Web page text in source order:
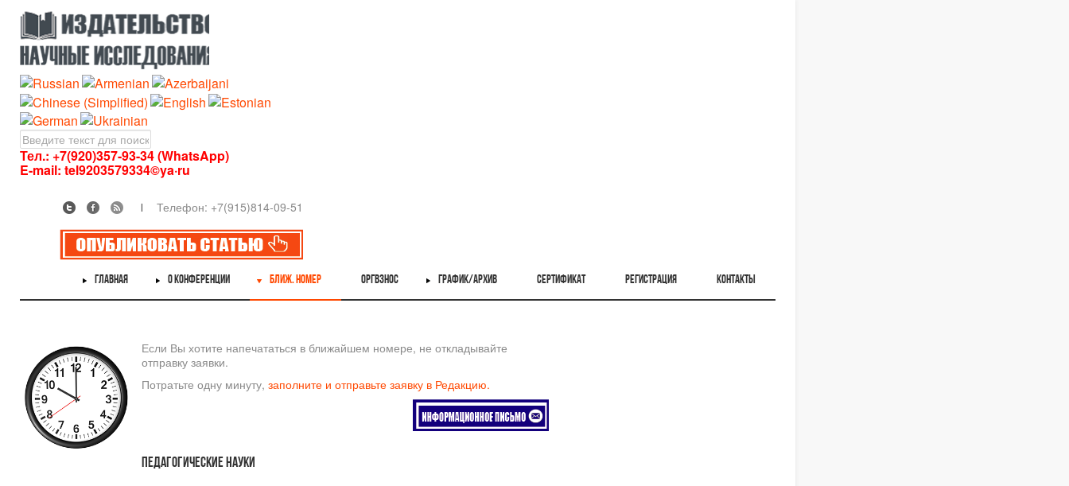
Тел.: +7(920)357-93-34 (WhatsApp)
E-mail: tel9203579334©ya·ru
Телефон: +7(915)814-09-51
ГЛАВНАЯ О КОНФЕРЕНЦИИ БЛИЖ. НОМЕР ОРГВЗНОС ГРАФИК/АРХИВ СЕРТИФИКАТ РЕГИСТРАЦИЯ КОНТАКТЫ
Если Вы хотите напечататься в ближайшем номере, не откладывайте
отправку заявки.
Потратьте одну минуту, заполните и отправьте заявку в Редакцию.
Педагогические науки